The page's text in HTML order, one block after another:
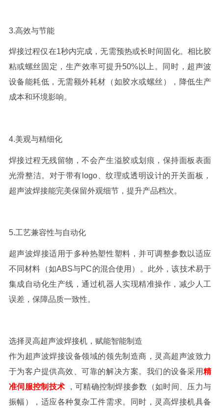
3.高效与节能
焊接过程仅在1秒内完成，无需预热或长时间固化。相比胶
粘或螺丝固定，生产效率可提升50%以上。同时，超声波
设备能耗低，无需额外耗材（如胶水或螺丝），降低生产
成本和环境影响。
4.美观与精细化
焊接过程无残留物，不会产生溢胶或划痕，保持面板表面
光滑整洁。对于带有 logo 、纹理或透明设计的开关面板，
超声波焊接能完美保留外观细节，提升产品档次。
5.工艺兼容性与自动化
超声波焊接适用于多种热塑性塑料，并可调整参数以适应
不同材料（如ABS与PC的混合使用）。此外，该技术易于
集成自动化生产线，通过机器人实现精准操作，减少人工
误差，保障品质一致性。
选择灵高超声波焊接机，赋能智能制造
作为超声波焊接设备领域的领先制造商，灵高超声波致力
于为客户提供高效、可靠的解决方案。我们的设备采用精
准伺服控制技术
，可精确控制焊接参数（如时间、压力与
振幅），适应各种复杂工件需求。同时，灵高焊接机具备